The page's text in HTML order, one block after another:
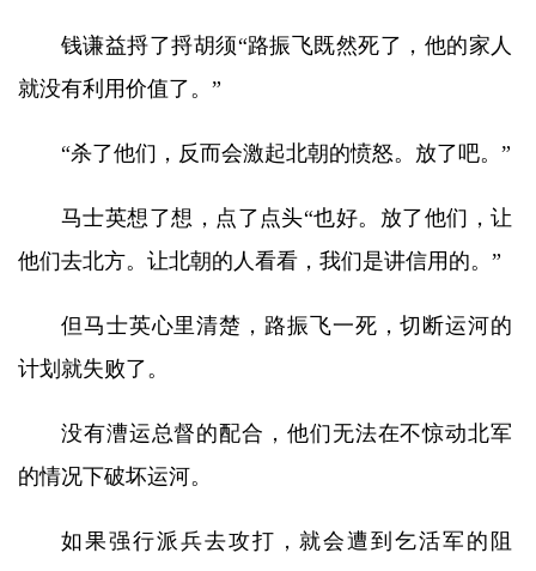
钱谦益捋了捋胡须“路振飞既然死了，他的家人
就没有利用价值了。”
“杀了他们，反而会激起北朝的愤怒。放了吧。”
马士英想了想，点了点头“也好。放了他们，让
他们去北方。让北朝的人看看，我们是讲信用的。”
但马士英心里清楚，路振飞一死，切断运河的
计划就失败了。
没有漕运总督的配合，他们无法在不惊动北军
的情况下破坏运河。
如果强行派兵去攻打，就会遭到乞活军的阻